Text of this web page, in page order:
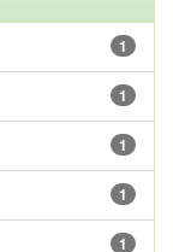
1
1
1
1
1